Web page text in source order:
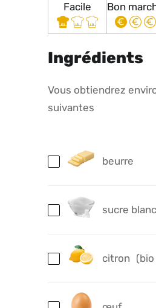
Facile Bon
Ingrédients
Vous obtiendrez
suivantes
beurre
sucre blanc
citron